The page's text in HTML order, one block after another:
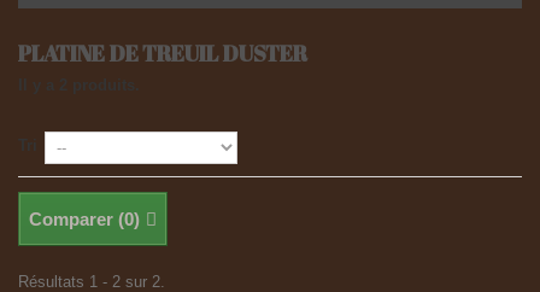
PLATINE DE TREUIL DUSTER
Comparer (0)
Résultats 1 - 2 sur 2.